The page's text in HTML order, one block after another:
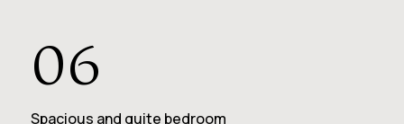
06
Spacious and quite bedroom